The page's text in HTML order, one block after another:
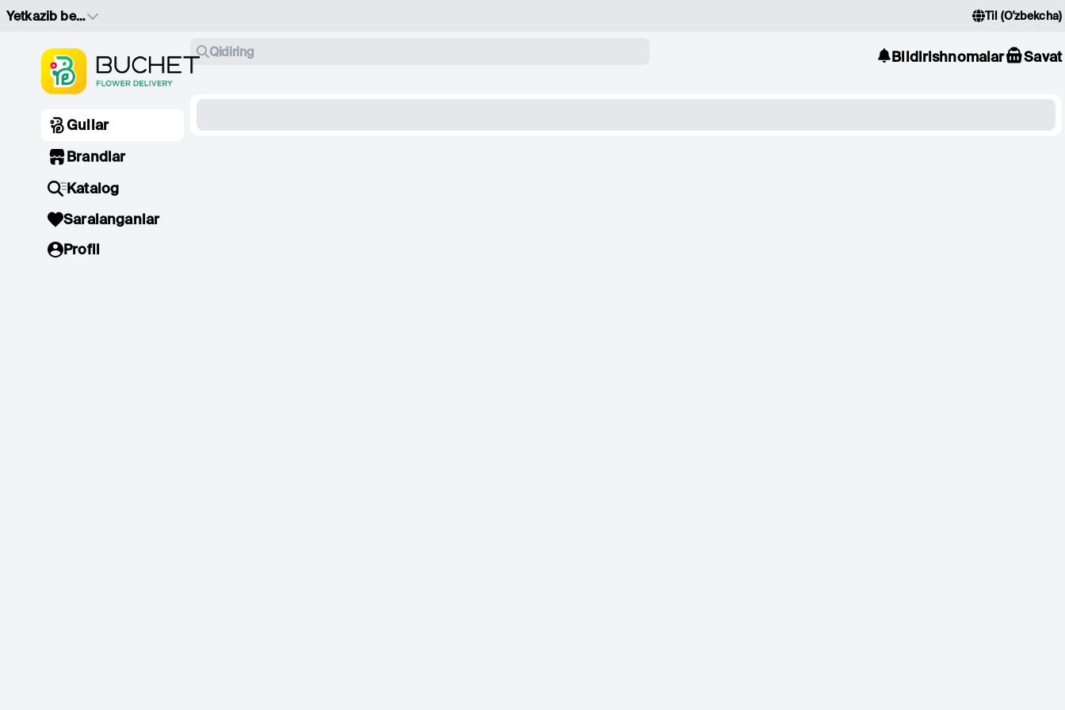
Yetkazib berish manzilini tanlang Til (O'zbekcha)
Qidiring Bildirishnomalar Savat
Gullar
Brandlar
Katalog
Saralanganlar
Profil